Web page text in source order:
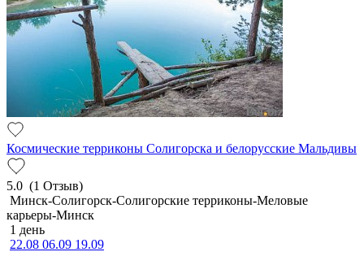
Космические терриконы Солигорска и белорусские Мальдивы
5.0 (1 Отзыв)
Минск-Солигорск-Солигорские терриконы-Меловые
карьеры-Минск
1 день
22.08 06.09 19.09